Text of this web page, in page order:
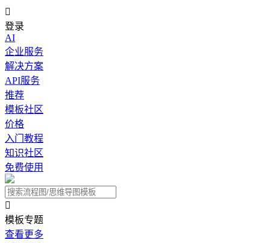

登录
AI
企业服务
解决方案
API服务
推荐
模板社区
价格
入门教程
知识社区
免费使用

模板专题
查看更多